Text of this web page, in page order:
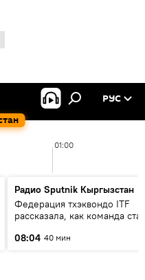
РУС
01:00
Радио Sputnik Кыргызстан
Федерация тхэквондо ITF
рассказала, как команда
08:04 40 мин